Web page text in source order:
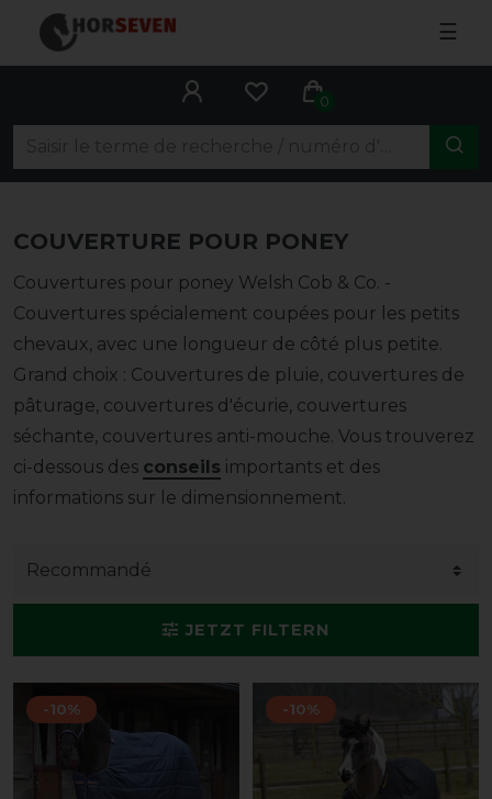
☰
0
COUVERTURE POUR PONEY
Couvertures pour poney Welsh Cob & Co. -
Couvertures spécialement coupées pour les petits
chevaux, avec une longueur de côté plus petite.
Grand choix : Couvertures de pluie, couvertures de
pâturage, couvertures d'écurie, couvertures
séchante, couvertures anti-mouche. Vous trouverez
ci-dessous des conseils importants et des
informations sur le dimensionnement.
JETZT FILTERN
-10% -10%